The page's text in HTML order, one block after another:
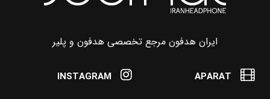
ایران هدفون مرجع تخصصی هدفون و پلیر
APARAT
INSTAGRAM